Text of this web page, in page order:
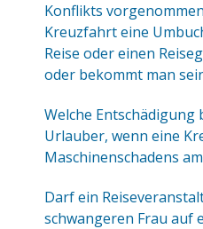
Konflikts
Kreuzfahrt eine
Reise oder einen
oder bekommt man
Welche Entschädigung
Urlauber, wenn eine
Maschinenschadens
Darf ein
schwangeren Frau auf